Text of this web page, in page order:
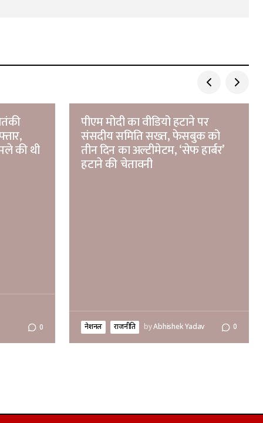
की थी
0
पीएम मोदी का वीडियो हटाने पर
संसदीय समिति सख्त, फेसबुक को
तीन दिन का अल्टीमेटम, ‘सेफ हार्बर’
हटाने की चेतावनी
नेशनल राजनीति byAbhishek Yadav 0